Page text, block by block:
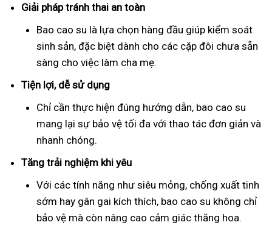
Giải pháp tránh thai an toàn
Bao cao su là lựa chọn hàng đầu giúp kiểm soát
sinh sản, đặc biệt dành cho các cặp đôi chưa sẵn
sàng cho việc làm cha mẹ.
Tiện lợi, dễ sử dụng
Chỉ cần thực hiện đúng hướng dẫn, bao cao su
mang lại sự bảo vệ tối đa với thao tác đơn giản và
nhanh chóng.
Tăng trải nghiệm khi yêu
Với các tính năng như siêu mỏng, chống xuất tinh
sớm hay gân gai kích thích, bao cao su không chỉ
bảo vệ mà còn nâng cao cảm giác thăng hoa.